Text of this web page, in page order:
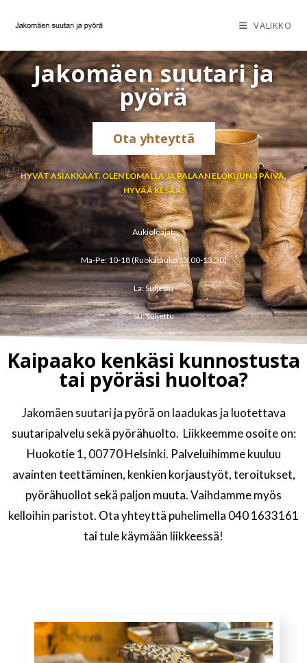
VALIKKO
Jakomäen suutari ja
pyörä
Ota yhteyttä
HYVÄT ASIAKKAAT. OLEN LOMALLA JA PALAAN ELOKUUN 3 PÄIVÄ.
HYVÄÄ KESÄÄ!
Aukioloajat:
Ma-Pe: 10-18 (Ruokatauko 13.00-13.30)
La: Suljettu
Su: Suljettu
Kaipaako kenkäsi kunnostusta
tai pyöräsi huoltoa?
Jakomäen suutari ja pyörä on laadukas ja luotettava
suutaripalvelu sekä pyörähuolto. Liikkeemme osoite on:
Huokotie 1, 00770 Helsinki. Palveluihimme kuuluu
avainten teettäminen, kenkien korjaustyöt, teroitukset,
pyörähuollot sekä paljon muuta. Vaihdamme myös
kelloihin paristot. Ota yhteyttä puhelimella 040 1633161
tai tule käymään liikkeessä!